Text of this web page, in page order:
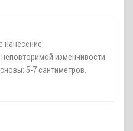
нанесение.
изменчивости
5-7 сантиметров.